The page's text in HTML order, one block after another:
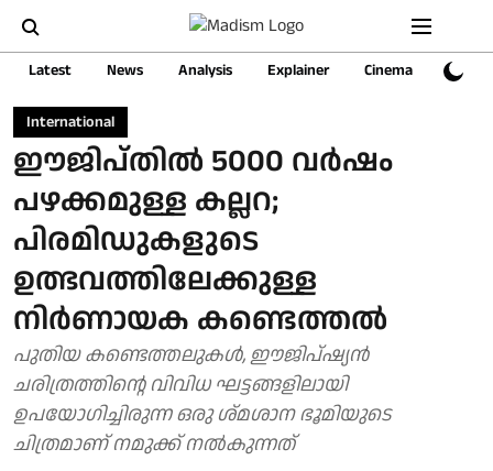
Latest News Analysis Explainer Cinema Sports
International
ഈജിപ്തിൽ 5000 വർഷം
പഴക്കമുള്ള കല്ലറ;
പിരമിഡുകളുടെ
ഉത്ഭവത്തിലേക്കുള്ള
നിർണായക കണ്ടെത്തൽ
പുതിയ കണ്ടെത്തലുകൾ, ഈജിപ്ഷ്യൻ
ചരിത്രത്തിന്റെ വിവിധ ഘട്ടങ്ങളിലായി
ഉപയോഗിച്ചിരുന്ന ഒരു ശ്മശാന ഭൂമിയുടെ
ചിത്രമാണ് നമുക്ക് നൽകുന്നത്